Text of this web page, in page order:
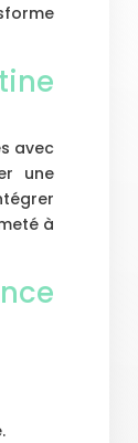
avec
une
à